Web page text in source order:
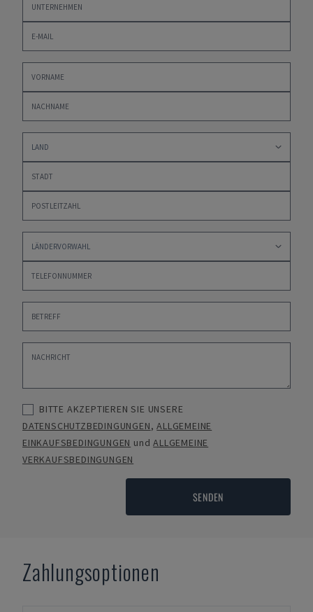
BITTE AKZEPTIEREN SIE UNSERE
DATENSCHUTZBEDINGUNGEN,ALLGEMEINE
EINKAUFSBEDINGUNGEN undALLGEMEINE
VERKAUFSBEDINGUNGEN
SENDEN
Zahlungsoptionen